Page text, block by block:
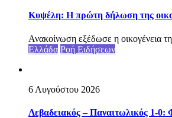
Κυψέλη: Η πρώτη δήλωση της
Ανακοίνωση εξέδωσε η οικογένεια
Ελλάδα Ροή Ειδήσεων
6 Αυγούστου 2026
Λεβαδειακός – Παναιτωλικός 1-0: